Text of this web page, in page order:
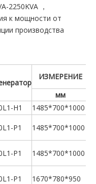
2250KVA ，
к мощности от
производства
ИЗМЕРЕНИЕ
мм
H1 1485*700*1000
P1 1485*700*1000
P1 1485*700*1000
P1 1670*780*950